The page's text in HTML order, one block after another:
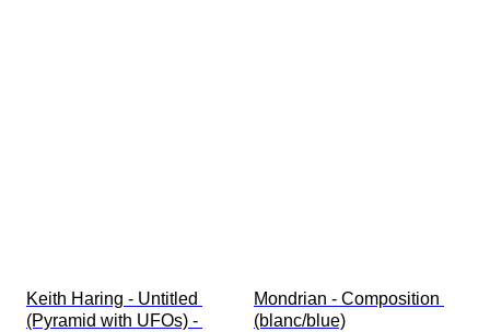
Keith Haring - Untitled
(Pyramid with UFOs) -
Mondrian - Composition
(blanc/blue)